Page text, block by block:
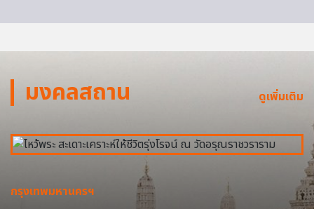
มงคลสถาน ดูเพิ่มเติม
กรุงเทพมหานครฯ